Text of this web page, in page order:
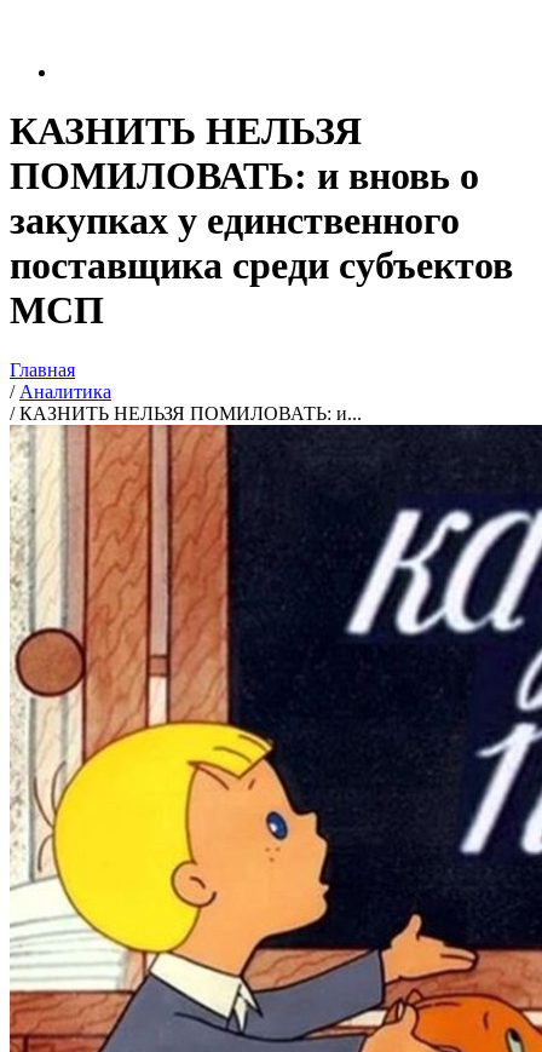
КАЗНИТЬ НЕЛЬЗЯ
ПОМИЛОВАТЬ: и вновь о
закупках у единственного
поставщика среди субъектов
МСП
Главная
/ Аналитика
/ КАЗНИТЬ НЕЛЬЗЯ ПОМИЛОВАТЬ: и...